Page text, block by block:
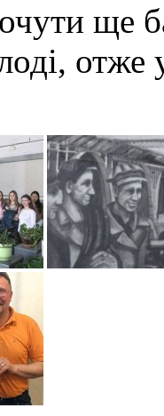
ще